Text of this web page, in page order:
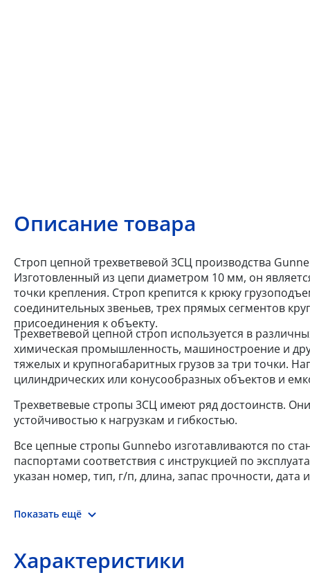
Описание товара
Строп цепной трехветвевой 3СЦ производства
Изготовленный из цепи диаметром 10 мм, он
точки крепления. Строп крепится к крюку
соединительных звеньев, трех прямых сегментов
присоединения к объекту.
Трехветвевой цепной строп используется в
химическая промышленность, машиностроение и
тяжелых и крупногабаритных грузов за три точки.
цилиндрических или конусообразных объектов и
Трехветвевые стропы 3СЦ имеют ряд достоинств.
устойчивостью к нагрузкам и гибкостью.
Все цепные стропы Gunnebo изготавливаются по
паспортами соответствия с инструкцией по
указан номер, тип, г/п, длина, запас прочности,
Показать ещё
Характеристики